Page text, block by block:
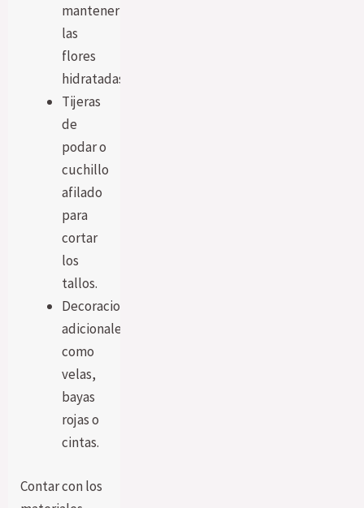
mantener
las
flores
hidratadas.
Tijeras
de
podar o
cuchillo
afilado
para
cortar
los
tallos.
Decoraciones
adicionales
como
velas,
bayas
rojas o
cintas.
Contar con los